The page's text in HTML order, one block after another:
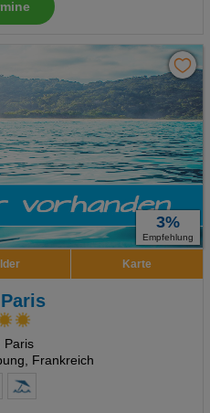
3%
Empfehlung
Karte
Paris
Frankreich